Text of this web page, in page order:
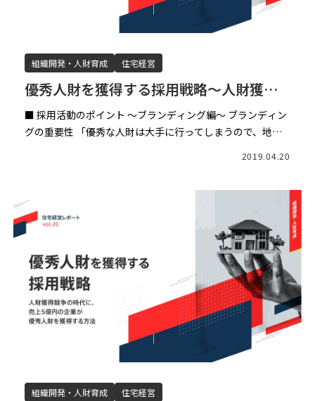
組織開発・人財育成 住宅経営
優秀人財を獲得する採用戦略～人財獲得
競争の時代に売上5億円の企業が優秀人財
を獲得する方法〜（後編）
■ 採用活動のポイント ～ブランディング編～ ブランディン
グの重要性 「優秀な人財は大手に行ってしまうので、地方
2019.04.20
組織開発・人財育成 住宅経営